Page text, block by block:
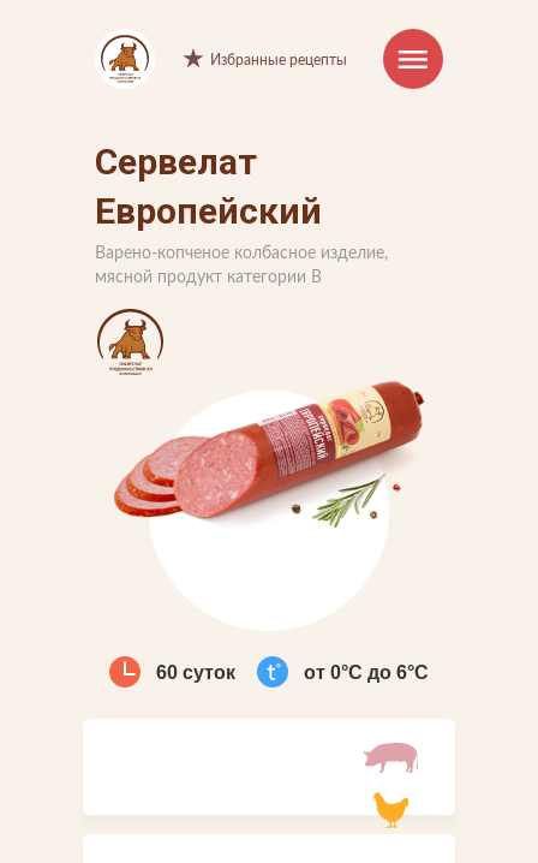
Интернет-магазин
Продукция
Торговые марки
Рецепты
Советы и хитрости
О компании
Производство
Избранные рецепты
Сервелат
Европейский
Варено-копченое колбасное изделие,
мясной продукт категории В
60 суток от 0°С до 6°С